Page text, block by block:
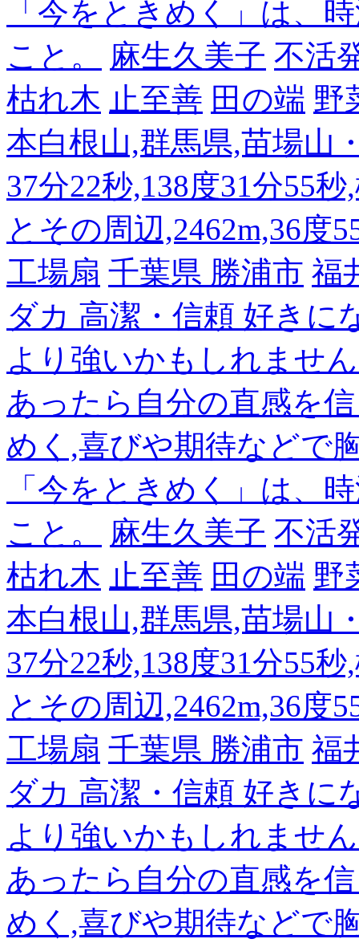
「今をときめく」は、
こと。
麻生久美子 不活
枯れ木 止至善 田の端 野
本白根山,群馬県,苗場山
37分22秒,138度31分55秒
とその周辺,2462m,36度
工場扇 千葉県 勝浦市 福
ダカ 高潔・信頼 好きに
より強いかもしれませ
あったら自分の直感を
めく,喜びや期待などで
「今をときめく」は、
こと。
麻生久美子 不活
枯れ木 止至善 田の端 野
本白根山,群馬県,苗場山
37分22秒,138度31分55秒
とその周辺,2462m,36度
工場扇 千葉県 勝浦市 福
ダカ 高潔・信頼 好きに
より強いかもしれませ
あったら自分の直感を
めく,喜びや期待などで